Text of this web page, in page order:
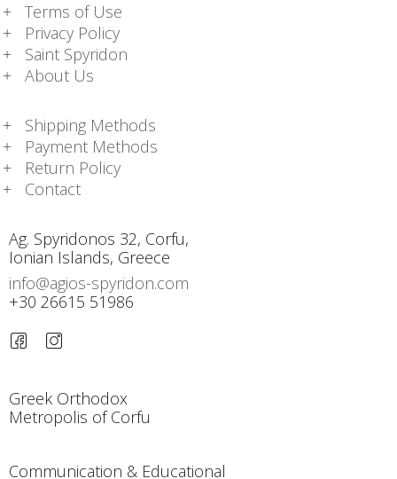
Terms of Use
Privacy Policy
Saint Spyridon
About Us
Shipping Methods
Payment Methods
Return Policy
Contact
Ag. Spyridonos 32, Corfu,
Ionian Islands, Greece
info@agios-spyridon.com
+30 26615 51986
Greek Orthodox
Metropolis of Corfu
Communication & Educational